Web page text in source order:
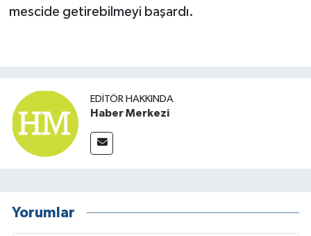
mescide getirebilmeyi başardı.
EDITÖR HAKKINDA
Haber Merkezi
Yorumlar